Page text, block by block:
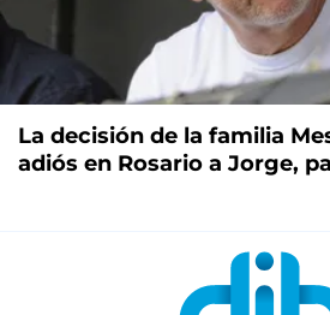
La decisión de la familia
adiós en Rosario a Jorge,